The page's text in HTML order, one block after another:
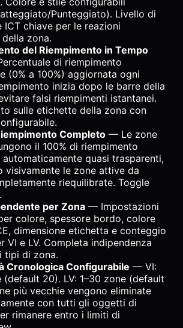
Punteggiato). Livello di
ICT chiave per le reazioni
zona.
del Riempimento in Tempo
di riempimento
(0% a 100%) aggiornata ogni
inizia dopo le barre della
falsi riempimenti istantanei.
sulle etichette della zona con
Completo — Le zone
il 100% di riempimento
quasi trasparenti,
visivamente le zone attive da
riequilibrate. Toggle
per Zona — Impostazioni
colore, spessore bordo, colore
dimensione etichetta e conteggio
VI e LV. Completa indipendenza
tipi di zona.
Cronologica Configurabile — VI:
(default 20). LV: 1–30 zone (default
più vecchie vengono eliminate
con tutti gli oggetti di
rimanere entro i limiti di